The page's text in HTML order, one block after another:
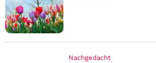
Nachgedacht